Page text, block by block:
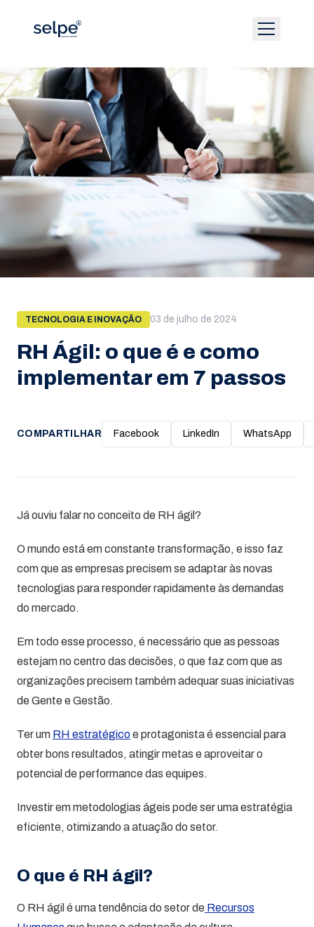
TECNOLOGIA E INOVAÇÃO 03 de julho de 2024
RH Ágil: o que é e como
implementar em 7 passos
COMPARTILHAR Facebook LinkedIn WhatsApp
Já ouviu falar no conceito de RH ágil?
O mundo está em constante transformação, e isso faz
com que as empresas precisem se adaptar às novas
tecnologias para responder rapidamente às demandas
do mercado.
Em todo esse processo, é necessário que as pessoas
estejam no centro das decisões, o que faz com que as
organizações precisem também adequar suas iniciativas
de Gente e Gestão.
Ter um RH estratégicoe protagonista é essencial para
obter bons resultados, atingir metas e aproveitar o
potencial de performance das equipes.
Investir em metodologias ágeis pode ser uma estratégia
eficiente, otimizando a atuação do setor.
O que é RH ágil?
O RH ágil é uma tendência do setor de Recursos